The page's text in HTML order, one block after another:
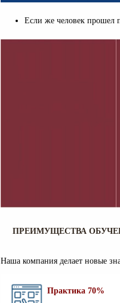
Если же человек прошел
ПРЕИМУЩЕСТВА
Наша компания делает новые
Практика 70%